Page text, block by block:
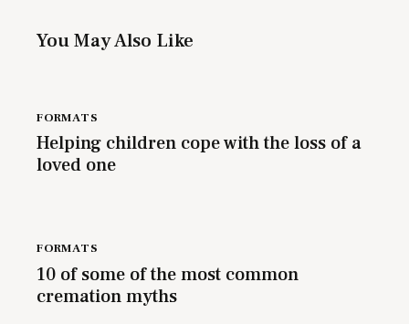
You May Also Like
FORMATS
Helping children cope with the loss of a
loved one
FORMATS
10 of some of the most common
cremation myths